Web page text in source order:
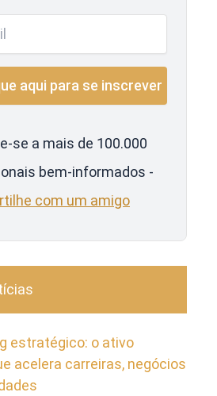
se a mais de 100.000
bem-informados -
com um amigo
estratégico: o ativo
acelera carreiras, negócios